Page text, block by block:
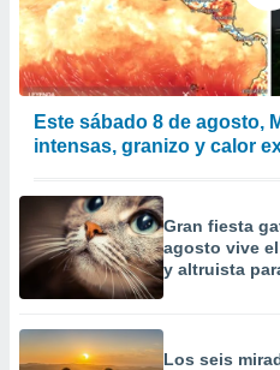
e
mediante
Este sábado 8 de agosto,
intensas, granizo y calor
Gran fiesta
agosto vive
y altruista
Los seis